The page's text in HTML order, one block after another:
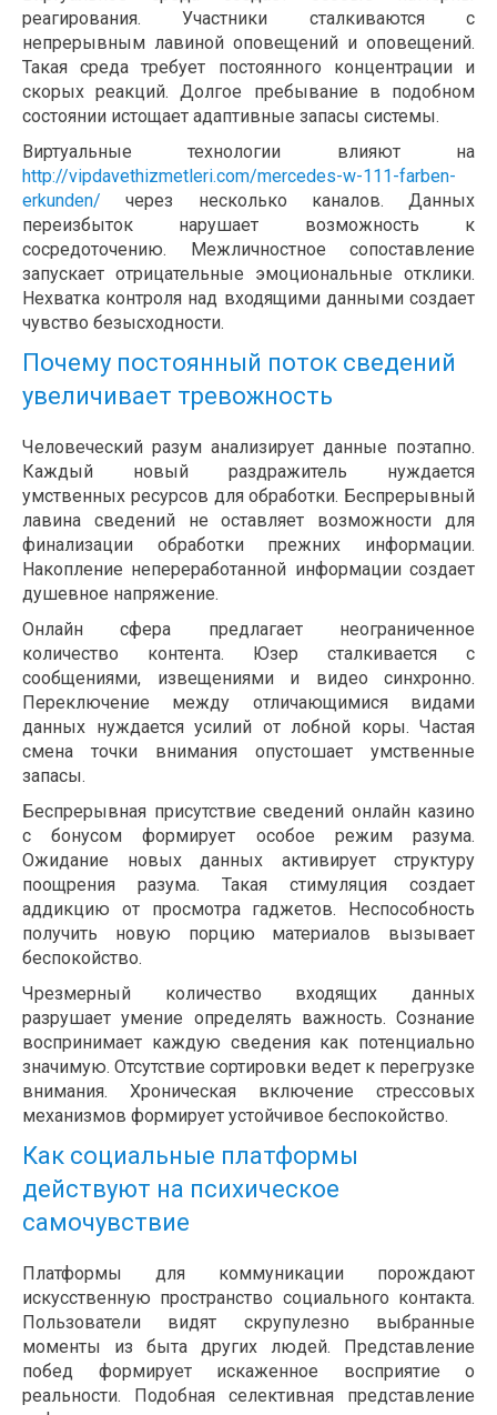
реагирования. Участники сталкиваются с
непрерывным лавиной оповещений и оповещений.
Такая среда требует постоянного концентрации и
скорых реакций. Долгое пребывание в подобном
состоянии истощает адаптивные запасы системы.
Виртуальные технологии влияют на
http://vipdavethizmetleri.com/mercedes-w-111-farben-
erkunden/ через несколько каналов. Данных
переизбыток нарушает возможность к
сосредоточению. Межличностное сопоставление
запускает отрицательные эмоциональные отклики.
Нехватка контроля над входящими данными создает
чувство безысходности.
Почему постоянный поток сведений
увеличивает тревожность
Человеческий разум анализирует данные поэтапно.
Каждый новый раздражитель нуждается
умственных ресурсов для обработки. Беспрерывный
лавина сведений не оставляет возможности для
финализации обработки прежних информации.
Накопление непереработанной информации создает
душевное напряжение.
Онлайн сфера предлагает неограниченное
количество контента. Юзер сталкивается с
сообщениями, извещениями и видео синхронно.
Переключение между отличающимися видами
данных нуждается усилий от лобной коры. Частая
смена точки внимания опустошает умственные
запасы.
Беспрерывная присутствие сведений онлайн казино
с бонусом формирует особое режим разума.
Ожидание новых данных активирует структуру
поощрения разума. Такая стимуляция создает
аддикцию от просмотра гаджетов. Неспособность
получить новую порцию материалов вызывает
беспокойство.
Чрезмерный количество входящих данных
разрушает умение определять важность. Сознание
воспринимает каждую сведения как потенциально
значимую. Отсутствие сортировки ведет к перегрузке
внимания. Хроническая включение стрессовых
механизмов формирует устойчивое беспокойство.
Как социальные платформы
действуют на психическое
самочувствие
Платформы для коммуникации порождают
искусственную пространство социального контакта.
Пользователи видят скрупулезно выбранные
моменты из быта других людей. Представление
побед формирует искаженное восприятие о
реальности. Подобная селективная представление